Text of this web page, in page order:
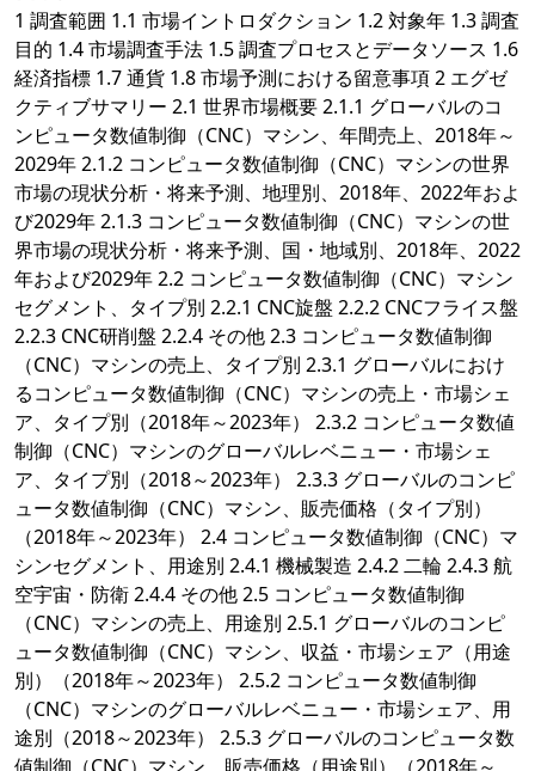
1 調査範囲 1.1 市場イントロダクション 1.2 対象年 1.3 調査
目的 1.4 市場調査手法 1.5 調査プロセスとデータソース 1.6
経済指標 1.7 通貨 1.8 市場予測における留意事項 2 エグゼ
クティブサマリー 2.1 世界市場概要 2.1.1 グローバルのコ
ンピュータ数値制御（CNC）マシン、年間売上、2018年～
2029年 2.1.2 コンピュータ数値制御（CNC）マシンの世界
市場の現状分析・将来予測、地理別、2018年、2022年およ
び2029年 2.1.3 コンピュータ数値制御（CNC）マシンの世
界市場の現状分析・将来予測、国・地域別、2018年、2022
年および2029年 2.2 コンピュータ数値制御（CNC）マシン
セグメント、タイプ別 2.2.1 CNC旋盤 2.2.2 CNCフライス盤
2.2.3 CNC研削盤 2.2.4 その他 2.3 コンピュータ数値制御
（CNC）マシンの売上、タイプ別 2.3.1 グローバルにおけ
るコンピュータ数値制御（CNC）マシンの売上・市場シェ
ア、タイプ別（2018年～2023年） 2.3.2 コンピュータ数値
制御（CNC）マシンのグローバルレベニュー・市場シェ
ア、タイプ別（2018～2023年） 2.3.3 グローバルのコンピ
ュータ数値制御（CNC）マシン、販売価格（タイプ別）
（2018年～2023年） 2.4 コンピュータ数値制御（CNC）マ
シンセグメント、用途別 2.4.1 機械製造 2.4.2 二輪 2.4.3 航
空宇宙・防衛 2.4.4 その他 2.5 コンピュータ数値制御
（CNC）マシンの売上、用途別 2.5.1 グローバルのコンピ
ュータ数値制御（CNC）マシン、収益・市場シェア（用途
別）（2018年～2023年） 2.5.2 コンピュータ数値制御
（CNC）マシンのグローバルレベニュー・市場シェア、用
途別（2018～2023年） 2.5.3 グローバルのコンピュータ数